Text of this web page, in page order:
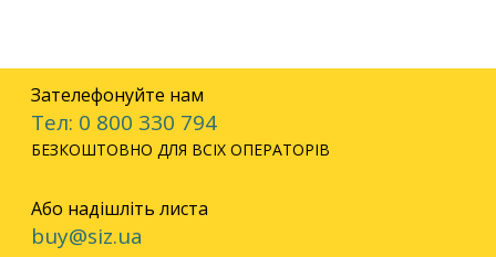
Зателефонуйте нам
Тел: 0 800 330 794
БЕЗКОШТОВНО ДЛЯ ВСІХ ОПЕРАТОРІВ
Або надішліть листа
buy@siz.ua